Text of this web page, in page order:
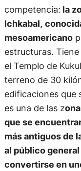
competencia: la
Ichkabal,
mesoamericano
estructuras.
el Templo de
terreno de 30
edificaciones que
es una de las z
que se
más antiguos de
al público
convertirse en